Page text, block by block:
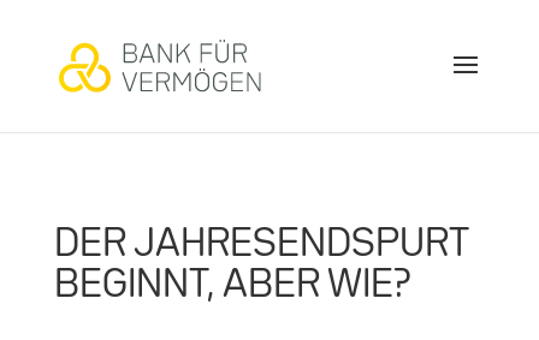
DER JAHRESENDSPURT
BEGINNT, ABER WIE?